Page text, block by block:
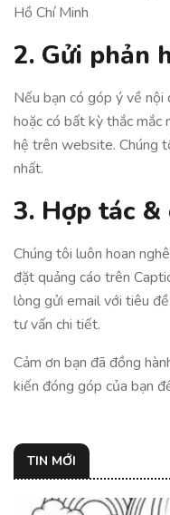
Hồ Chí Minh
2. Gửi phản
Nếu bạn có góp ý về nội
hoặc có bất kỳ thắc mắc
hệ trên website. Chúng
nhất.
3. Hợp tác &
Chúng tôi luôn hoan
đặt quảng cáo trên
lòng gửi email với tiêu đề
tư vấn chi tiết.
Cảm ơn bạn đã đồng
kiến đóng góp của bạn
TIN MỚI